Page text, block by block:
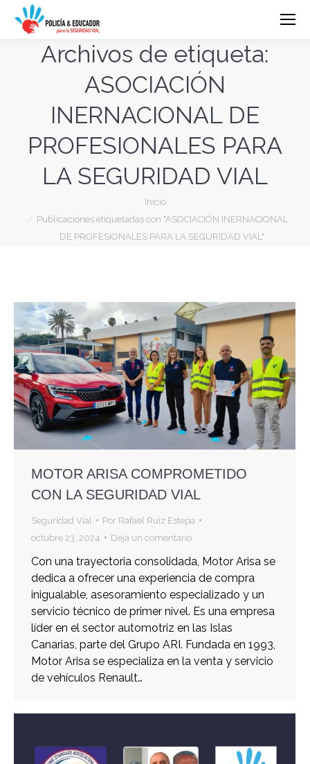
Archivos de etiqueta:
ASOCIACIÓN
INERNACIONAL DE
PROFESIONALES PARA
LA SEGURIDAD VIAL
Inicio
Publicaciones etiquetadas con "ASOCIACIÓN INERNACIONAL
DE PROFESIONALES PARA LA SEGURIDAD VIAL"
MOTOR ARISA COMPROMETIDO
CON LA SEGURIDAD VIAL
Seguridad Vial Por Rafael Ruiz Estepa
octubre 23, 2024
Deja un comentario
Con una trayectoria consolidada, Motor Arisa se
dedica a ofrecer una experiencia de compra
inigualable, asesoramiento especializado y un
servicio técnico de primer nivel. Es una empresa
líder en el sector automotriz en las Islas
Canarias, parte del Grupo ARI. Fundada en 1993,
Motor Arisa se especializa en la venta y servicio
de vehículos Renault…